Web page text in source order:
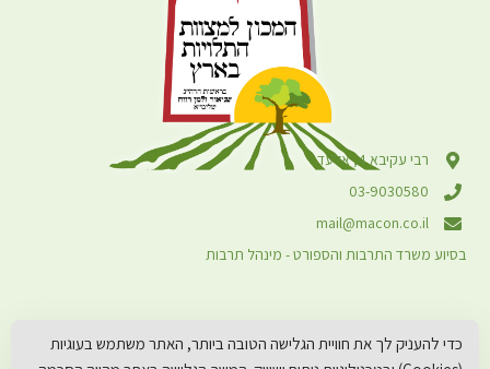
רבי עקיבא 4, אלעד
03-9030580
mail@macon.co.il
בסיוע משרד התרבות והספורט - מינהל תרבות
כדי להעניק לך את חוויית הגלישה הטובה ביותר, האתר משתמש בעוגיות